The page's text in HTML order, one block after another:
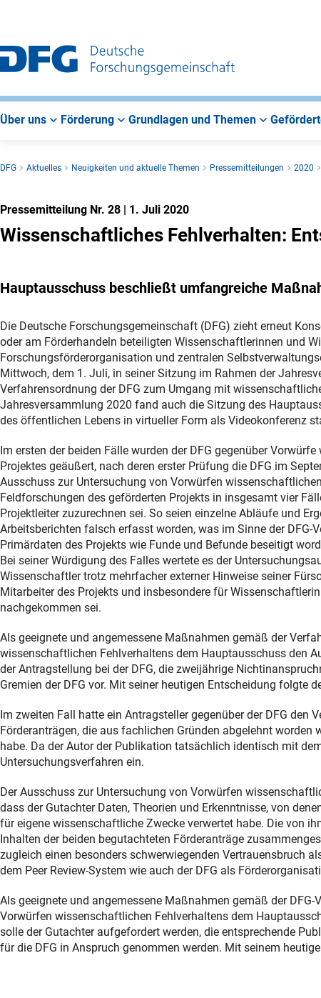
Über uns Förderung Grundlagen und Themen
DFG Aktuelles Neuigkeiten und aktuelle Themen Pressemitteilungen 2020
Pressemitteilung Nr. 28 | 1. Juli 2020
Wissenschaftliches Fehlverhalten:
Hauptausschuss beschließt umfangreiche
Die Deutsche Forschungsgemeinschaft (DFG) zieht erneut
oder am Förderhandeln beteiligten Wissenschaftlerinnen und
Forschungsförderorganisation und zentralen
Mittwoch, dem 1. Juli, in seiner Sitzung im Rahmen der
Verfahrensordnung der DFG zum Umgang mit
Jahresversammlung 2020 fand auch die Sitzung des
des öffentlichen Lebens in virtueller Form als Videokonferenz
Im ersten der beiden Fälle wurden der DFG gegenüber
Projektes geäußert, nach deren erster Prüfung die DFG im
Ausschuss zur Untersuchung von Vorwürfen
Feldforschungen des geförderten Projekts in insgesamt vier
Projektleiter zuzurechnen sei. So seien einzelne Abläufe und
Arbeitsberichten falsch erfasst worden, was im Sinne der
Primärdaten des Projekts wie Funde und Befunde beseitigt
Bei seiner Würdigung des Falles wertete es der
Wissenschaftler trotz mehrfacher externer Hinweise seiner
Mitarbeiter des Projekts und insbesondere für
nachgekommen sei.
Als geeignete und angemessene Maßnahmen gemäß der
wissenschaftlichen Fehlverhaltens dem Hauptausschuss den
der Antragstellung bei der DFG, die zweijährige
Gremien der DFG vor. Mit seiner heutigen Entscheidung folgte
Im zweiten Fall hatte ein Antragsteller gegenüber der DFG
Förderanträgen, die aus fachlichen Gründen abgelehnt
habe. Da der Autor der Publikation tatsächlich identisch mit
Untersuchungsverfahren ein.
Der Ausschuss zur Untersuchung von Vorwürfen
dass der Gutachter Daten, Theorien und Erkenntnisse, von
für eigene wissenschaftliche Zwecke verwertet habe. Die von
Inhalten der beiden begutachteten Förderanträge
zugleich einen besonders schwerwiegenden Vertrauensbruch
dem Peer Review-System wie auch der DFG als
Als geeignete und angemessene Maßnahmen gemäß der
Vorwürfen wissenschaftlichen Fehlverhaltens dem
solle der Gutachter aufgefordert werden, die entsprechende
für die DFG in Anspruch genommen werden. Mit seinem